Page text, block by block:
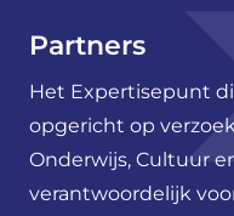
Partners
Het Expertisepunt
opgericht op
Onderwijs, Cultuur
verantwoordelijk